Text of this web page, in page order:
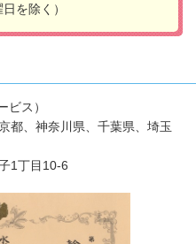
を除く）
ビス）
都、神奈川県、千葉県、埼玉
1丁目10-6